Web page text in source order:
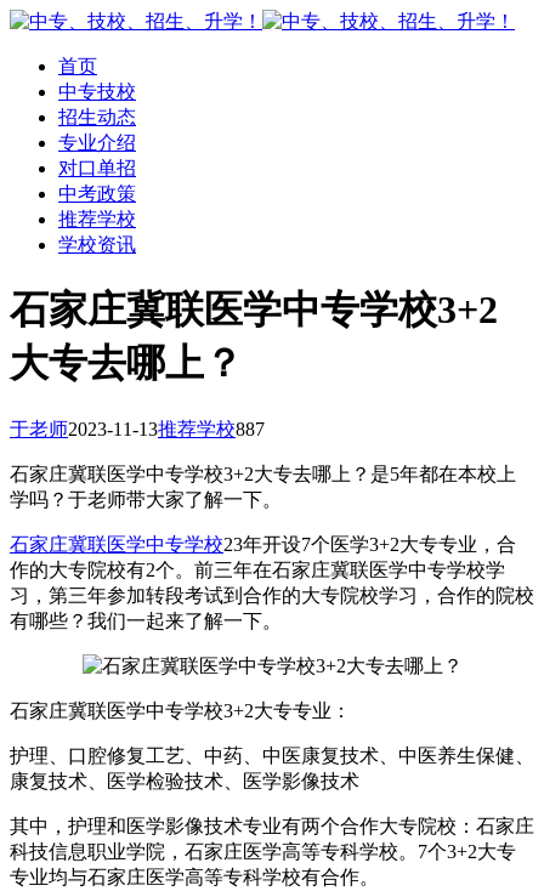
首页
中专技校
招生动态
专业介绍
对口单招
中考政策
推荐学校
学校资讯
石家庄冀联医学中专学校3+2
大专去哪上？
于老师2023-11-13推荐学校887
石家庄冀联医学中专学校3+2大专去哪上？是5年都在本校上
学吗？于老师带大家了解一下。
石家庄冀联医学中专学校23年开设7个医学3+2大专专业，合
作的大专院校有2个。前三年在石家庄冀联医学中专学校学
习，第三年参加转段考试到合作的大专院校学习，合作的院校
有哪些？我们一起来了解一下。
石家庄冀联医学中专学校3+2大专专业：
护理、口腔修复工艺、中药、中医康复技术、中医养生保健、
康复技术、医学检验技术、医学影像技术
其中，护理和医学影像技术专业有两个合作大专院校：石家庄
科技信息职业学院，石家庄医学高等专科学校。7个3+2大专
专业均与石家庄医学高等专科学校有合作。